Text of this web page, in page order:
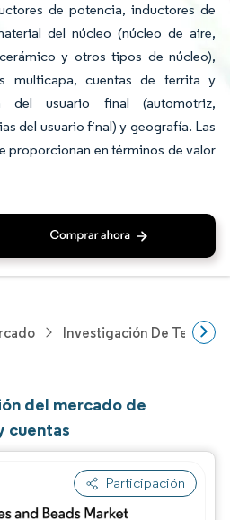
de potencia, inductores de
del núcleo (núcleo de aire,
y otros tipos de núcleo),
multicapa, cuentas de ferrita y
del usuario final (automotriz,
del usuario final) y geografía. Las
proporcionan en términos de valor
Investigación De
del mercado de
cuentas
Participación